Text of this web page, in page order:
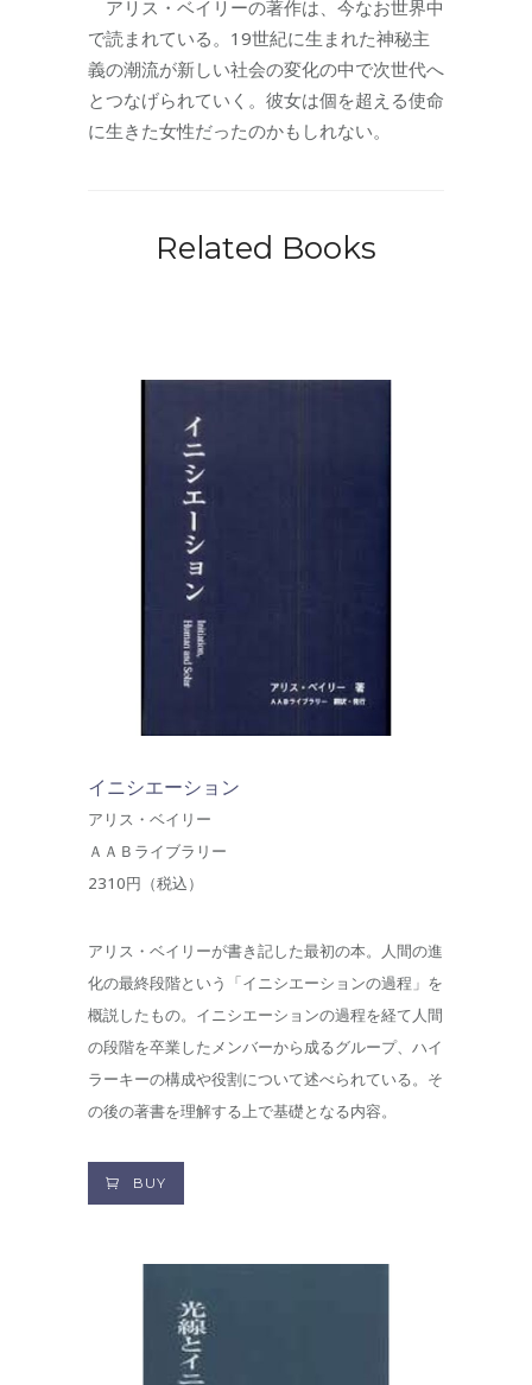
アリス・ベイリーの著作は、今なお世界中
で読まれている。19世紀に生まれた神秘主
義の潮流が新しい社会の変化の中で次世代へ
とつなげられていく。彼女は個を超える使命
に生きた女性だったのかもしれない。
Related Books
イニシエーション
アリス・ベイリー
ＡＡＢライブラリー
2310円（税込）
アリス・ベイリーが書き記した最初の本。人間の進
化の最終段階という「イニシエーションの過程」を
概説したもの。イニシエーションの過程を経て人間
の段階を卒業したメンバーから成るグループ、ハイ
ラーキーの構成や役割について述べられている。そ
の後の著書を理解する上で基礎となる内容。
BUY